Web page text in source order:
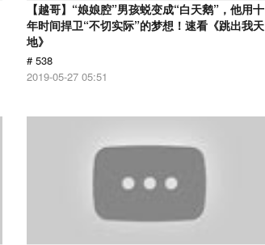
【越哥】“娘娘腔”男孩蜕变成“白天鹅”，他用十
年时间捍卫“不切实际”的梦想！速看《跳出我天
地》
# 538
2019-05-27 05:51